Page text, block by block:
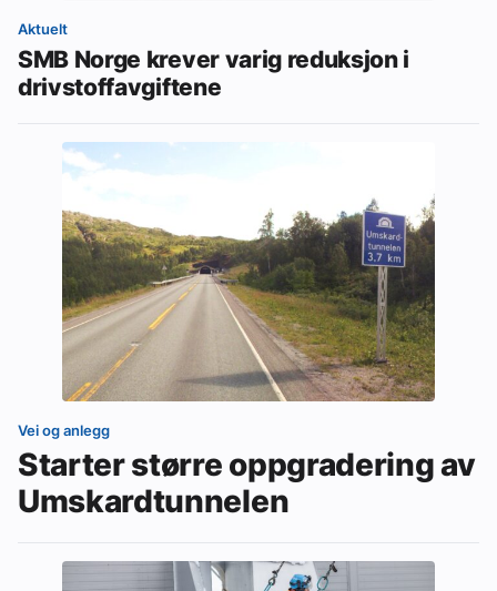
Aktuelt
SMB Norge krever varig reduksjon i
drivstoffavgiftene
Vei og anlegg
Starter større oppgradering av
Umskardtunnelen